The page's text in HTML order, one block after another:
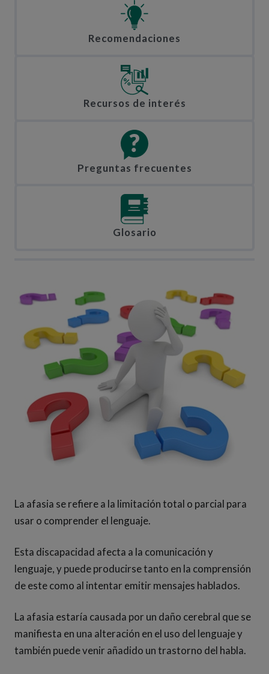
Recomendaciones
Recursos de interés
Preguntas frecuentes
Glosario
La afasia se refiere a la limitación total o parcial para
usar o comprender el lenguaje.
Esta discapacidad afecta a la comunicación y
lenguaje, y puede producirse tanto en la comprensión
de este como al intentar emitir mensajes hablados.
La afasia estaría causada por un daño cerebral que se
manifiesta en una alteración en el uso del lenguaje y
también puede venir añadido un trastorno del habla.